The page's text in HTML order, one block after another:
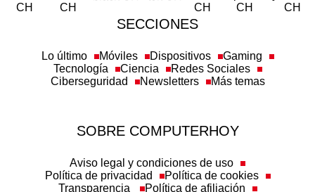
SECCIONES
Lo último Móviles Dispositivos
Gaming
Tecnología
Ciencia
Redes Sociales
Ciberseguridad
Newsletters Más temas
SOBRE COMPUTERHOY
Aviso legal y condiciones de uso
Política de privacidad
Política de cookies
Transparencia
Política de afiliación